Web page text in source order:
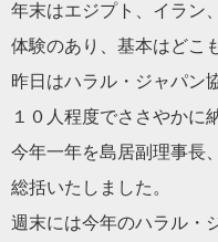
年末はエジプト、イラン
体験のあり、基本はどこ
昨日はハラル・ジャパン
１０人程度でささやかに
今年一年を島居副理事長
総括いたしました。
週末には今年のハラル・